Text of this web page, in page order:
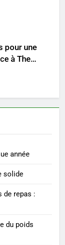
pour une
à The
et
: où
?
qui
année
solide
de repas :
du poids